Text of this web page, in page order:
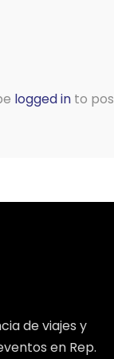
logged in to
de viajes y
en Rep.